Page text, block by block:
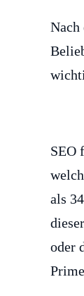
Nach
SEO
als
oder